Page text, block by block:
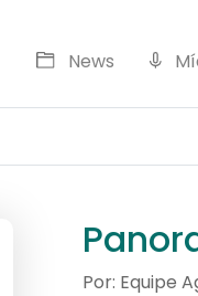
News
Por: Equipe